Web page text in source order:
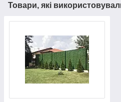
Товари, які